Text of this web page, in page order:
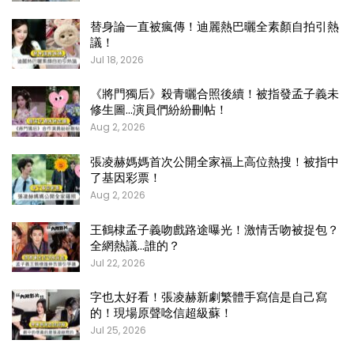
替身論一直被瘋傳！迪麗熱巴曬全素顏自拍引熱
議！
Jul 18, 2026
《將門獨后》殺青曬合照後續！被指發孟子義未
修生圖…演員們紛紛刪帖！
Aug 2, 2026
張凌赫媽媽首次公開全家福上高位熱搜！被指中
了基因彩票！
Aug 2, 2026
王鶴棣孟子義吻戲路途曝光！激情舌吻被捉包？
全網熱議…誰的？
Jul 22, 2026
字也太好看！張凌赫新劇繁體手寫信是自己寫
的！現場原聲唸信超級蘇！
Jul 25, 2026